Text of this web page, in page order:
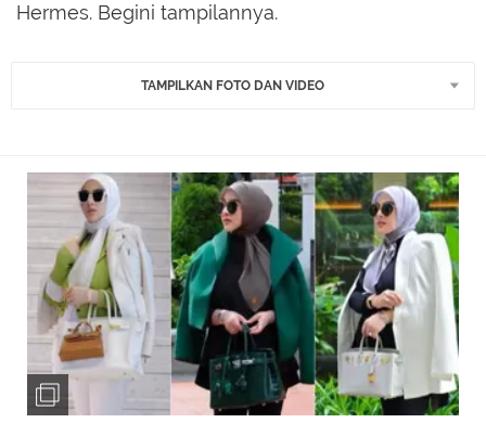
Hermes. Begini tampilannya.
TAMPILKAN FOTO DAN VIDEO